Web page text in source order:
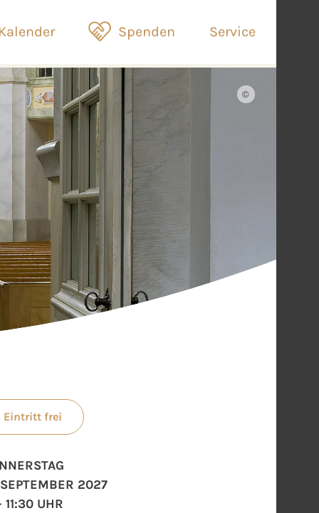
Spenden Service
©
Eintritt frei
2027
11:30 UHR